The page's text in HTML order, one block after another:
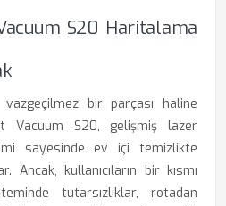
S20 Haritalama
vazgeçilmez bir parçası haline
Vacuum S20, gelişmiş lazer
sayesinde ev içi temizlikte
kullanıcıların bir kısmı
tutarsızlıklar, rotadan